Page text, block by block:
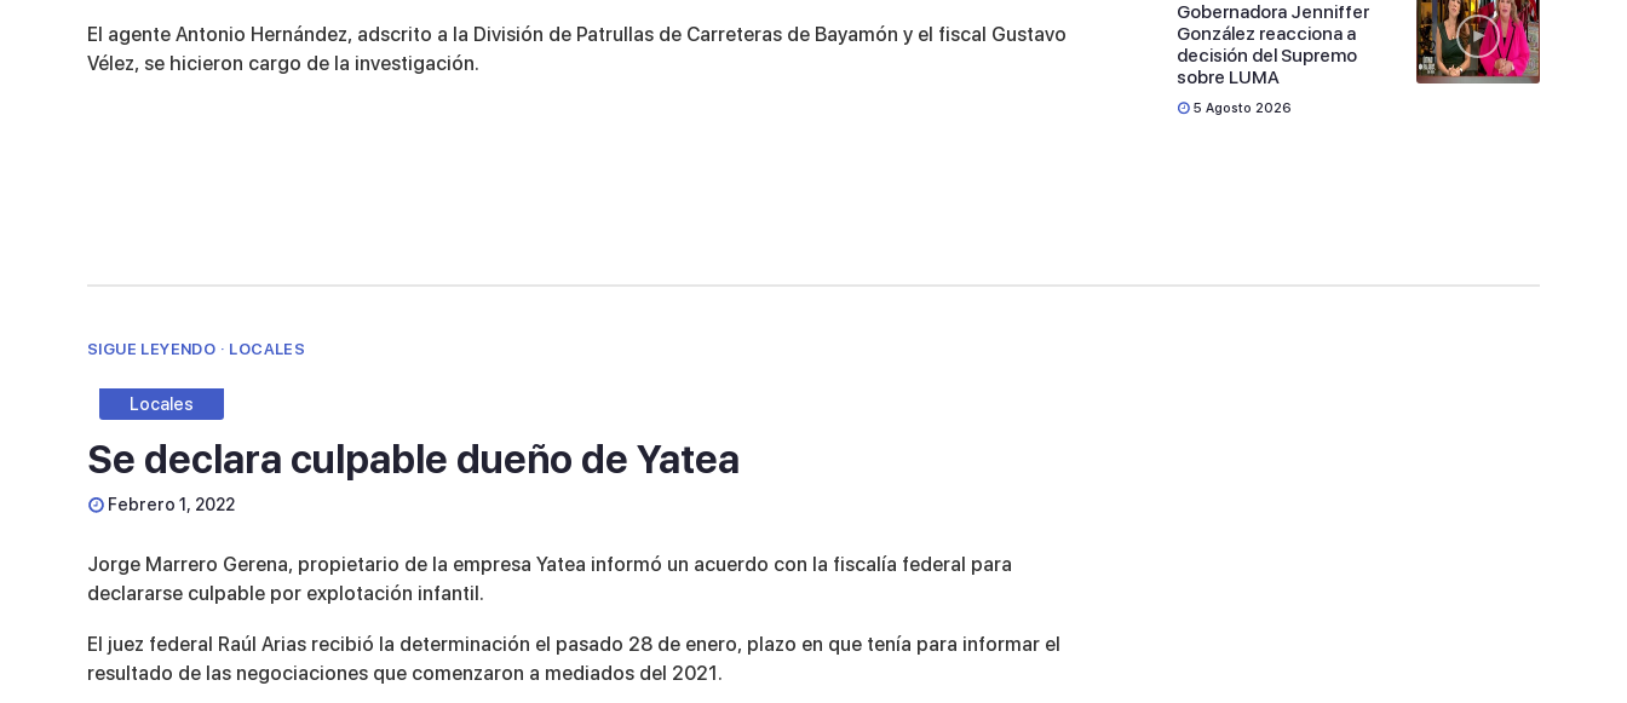
El agente Antonio Hernández, adscrito a la División de Patrullas de Carreteras de Bayamón y el fiscal Gustavo
Vélez, se hicieron cargo de la investigación.
Gobernadora Jenniffer
González reacciona a
decisión del Supremo
sobre LUMA
5 Agosto 2026
SIGUE LEYENDO · LOCALES
Locales
Se declara culpable dueño de Yatea
Febrero 1, 2022
Jorge Marrero Gerena, propietario de la empresa Yatea informó un acuerdo con la fiscalía federal para
declararse culpable por explotación infantil.
El juez federal Raúl Arias recibió la determinación el pasado 28 de enero, plazo en que tenía para informar el
resultado de las negociaciones que comenzaron a mediados del 2021.